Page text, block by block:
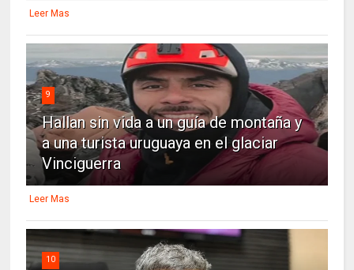
Leer Mas
9
Hallan sin vida a un guía de montaña y
a una turista uruguaya en el glaciar
Vinciguerra
Leer Mas
10